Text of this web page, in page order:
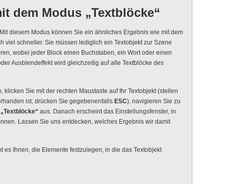
dem Modus „Textblöcke“
diesem Modus können Sie ein ähnliches Ergebnis wie mit dem
viel schneller. Sie müssen lediglich ein Textobjekt zur Szene
wobei jeder Block einen Buchstaben, ein Wort oder einen
Ausblendeffekt wird gleichzeitig auf alle Textblöcke des
klicken Sie mit der rechten Maustaste auf Ihr Textobjekt (stellen
ist; drücken Sie gegebenenfalls ESC), navigieren Sie zu
„Textblöcke“ aus. Danach erscheint das Einstellungsfenster, in
Lassen Sie uns entdecken, welches Ergebnis wir damit
es Ihnen, die Elemente festzulegen, in die das Textobjekt